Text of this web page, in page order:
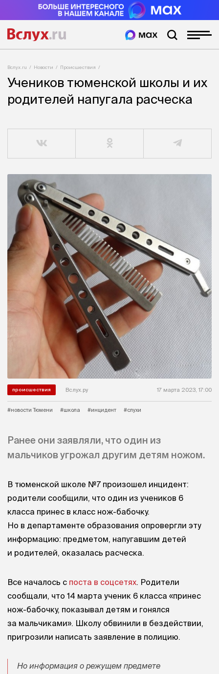
Вслух.ru Новости Происшествия
Учеников тюменской школы и их
родителей напугала расческа
происшествия Вслух.ру 17 марта 2023, 17:00
#новости Тюмени #школа #инцидент #слухи
Ранее они заявляли, что один из
мальчиков угрожал другим детям ножом.
В тюменской школе №7 произошел инцидент:
родители сообщили, что один из учеников 6
класса принес в класс нож-бабочку.
Но в департаменте образования опровергли эту
информацию: предметом, напугавшим детей
и родителей, оказалась расческа.
Все началось с поста в соцсетях . Родители
сообщали, что 14 марта ученик 6 класса «принес
нож-бабочку, показывал детям и гонялся
за мальчиками». Школу обвинили в бездействии,
пригрозили написать заявление в полицию.
Но информация о режущем предмете